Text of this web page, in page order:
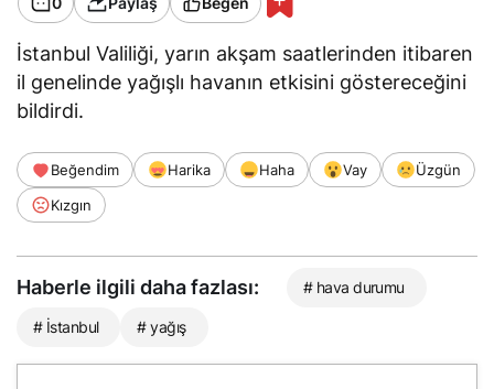
İstanbul Valiliği, yarın akşam saatlerinden itibaren
il genelinde yağışlı havanın etkisini göstereceğini
bildirdi.
Beğendim Harika Haha Vay
Üzgün
Kızgın
Haberle ilgili daha fazlası: # hava durumu
# İstanbul # yağış